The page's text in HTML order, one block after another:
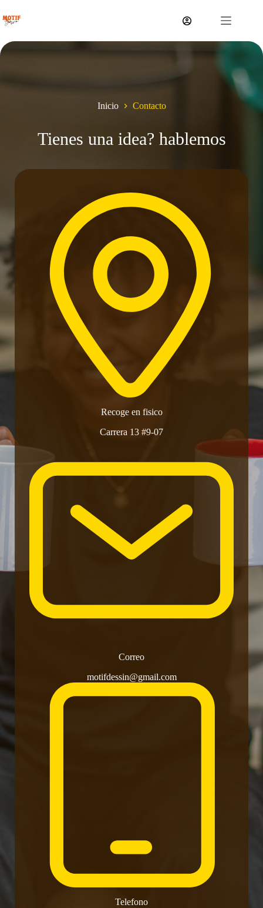
al
contenido
Inicio Contacto
Tienes una idea? hablemos
Recoge en fisico
Carrera 13 #9-07
Correo
motifdessin@gmail.com
Telefono